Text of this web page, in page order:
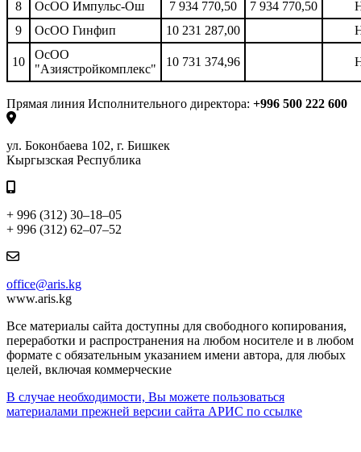
8 ОсОО Импульс-Ош 7 934 770,50 7 934 770,50
9
ОсОО Гинфип 10 231 287,00
10
ОсОО
"Азиястройкомплекс"
10 731 374,96
Прямая линия Исполнительного директора: +996 500 222 600
ул. Боконбаева 102, г. Бишкек
Кыргызская Республика
+ 996 (312) 30–18–05
+ 996 (312) 62–07–52
office@aris.kg
www.aris.kg
Все материалы сайта доступны для свободного копирования,
переработки и распространения на любом носителе и в любом
формате с обязательным указанием имени автора, для любых
целей, включая коммерческие
В случае необходимости, Вы можете пользоваться
материалами прежней версии сайта АРИС по ссылке